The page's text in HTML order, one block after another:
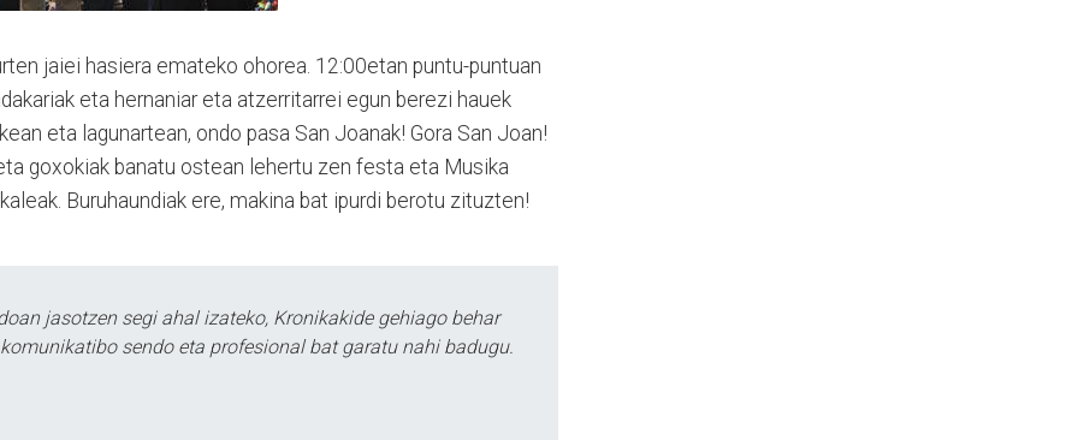
jaiei hasiera emateko ohorea. 12:00etan puntu-puntuan
eta hernaniar eta atzerritarrei egun berezi hauek
eta lagunartean, ondo pasa San Joanak! Gora San Joan!
goxokiak banatu ostean lehertu zen festa eta Musika
Buruhaundiak ere, makina bat ipurdi berotu zituzten!
jasotzen segi ahal izateko, Kronikakide gehiago behar
sendo eta profesional bat garatu nahi badugu.